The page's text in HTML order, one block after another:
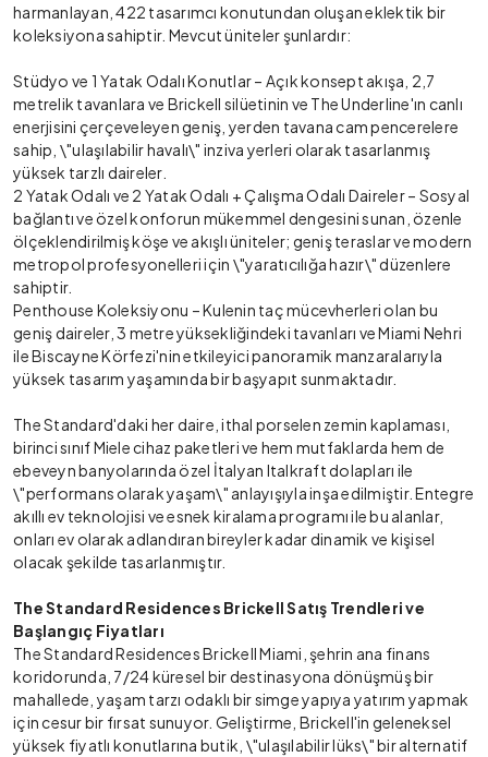
harmanlayan, 422 tasarımcı konutundan oluşan eklektik bir
koleksiyona sahiptir. Mevcut üniteler şunlardır:
Stüdyo ve 1 Yatak Odalı Konutlar – Açık konsept akışa, 2,7
metrelik tavanlara ve Brickell silüetinin ve The Underline'ın canlı
enerjisini çerçeveleyen geniş, yerden tavana cam pencerelere
sahip, \"ulaşılabilir havalı\" inziva yerleri olarak tasarlanmış
yüksek tarzlı daireler.
2 Yatak Odalı ve 2 Yatak Odalı + Çalışma Odalı Daireler – Sosyal
bağlantı ve özel konforun mükemmel dengesini sunan, özenle
ölçeklendirilmiş köşe ve akışlı üniteler; geniş teraslar ve modern
metropol profesyonelleri için \"yaratıcılığa hazır\" düzenlere
sahiptir.
Penthouse Koleksiyonu – Kulenin taç mücevherleri olan bu
geniş daireler, 3 metre yüksekliğindeki tavanları ve Miami Nehri
ile Biscayne Körfezi'nin etkileyici panoramik manzaralarıyla
yüksek tasarım yaşamında bir başyapıt sunmaktadır.
The Standard'daki her daire, ithal porselen zemin kaplaması,
birinci sınıf Miele cihaz paketleri ve hem mutfaklarda hem de
ebeveyn banyolarında özel İtalyan Italkraft dolapları ile
\"performans olarak yaşam\" anlayışıyla inşa edilmiştir. Entegre
akıllı ev teknolojisi ve esnek kiralama programı ile bu alanlar,
onları ev olarak adlandıran bireyler kadar dinamik ve kişisel
olacak şekilde tasarlanmıştır.
The Standard Residences Brickell Satış Trendleri ve
Başlangıç Fiyatları
The Standard Residences Brickell Miami, şehrin ana finans
koridorunda, 7/24 küresel bir destinasyona dönüşmüş bir
mahallede, yaşam tarzı odaklı bir simge yapıya yatırım yapmak
için cesur bir fırsat sunuyor. Geliştirme, Brickell'in geleneksel
yüksek fiyatlı konutlarına butik, \"ulaşılabilir lüks\" bir alternatif